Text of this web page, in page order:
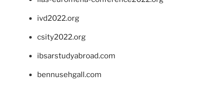
ivd2022.org
csity2022.org
ibsarstudyabroad.com
bennusehgall.com